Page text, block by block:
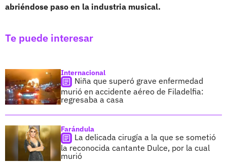
abriéndose paso en la industria musical.
Te puede interesar
Internacional
Niña que superó grave enfermedad
murió en accidente aéreo de Filadelfia:
regresaba a casa
Farándula
La delicada cirugía a la que se sometió
la reconocida cantante Dulce, por la cual
murió